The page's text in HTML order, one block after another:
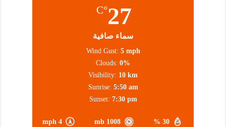
27
°C
سماء صافية
30 %
1008 mb
4 mph
Wind Gust: 5 mph
Clouds: 0%
Visibility: 10 km
Sunrise: 5:50 am
Sunset: 7:30 pm